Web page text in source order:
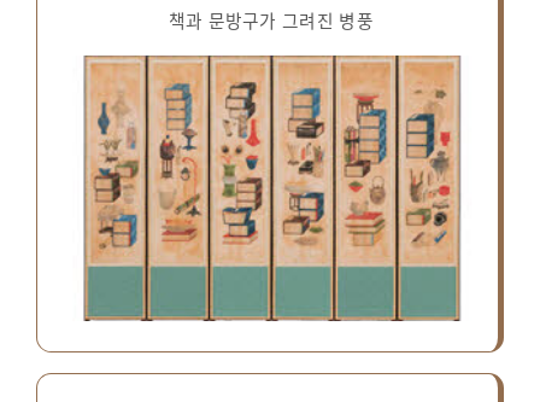
책과 문방구가 그려진 병풍